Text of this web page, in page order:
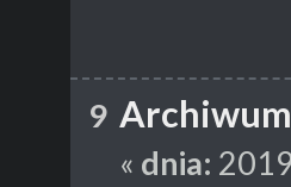
9 Archiwum
« dnia: